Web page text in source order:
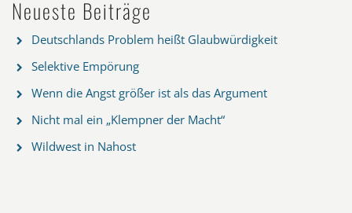
Neueste Beiträge
Deutschlands Problem heißt Glaubwürdigkeit
Selektive Empörung
Wenn die Angst größer ist als das Argument
Nicht mal ein „Klempner der Macht“
Wildwest in Nahost